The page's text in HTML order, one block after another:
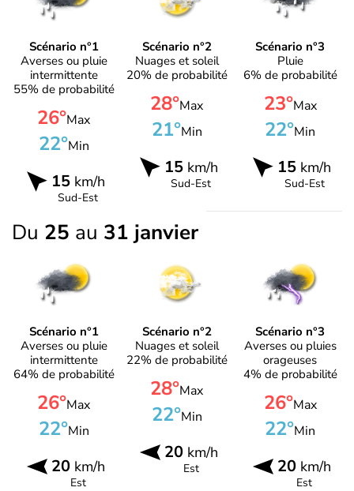
Scénario n°1
Averses ou pluie
intermittente
55% de probabilité
26°Max
22°Min
15km/h
Sud-Est
Scénario n°2
Nuages et soleil
20% de probabilité
28°Max
21°Min
15km/h
Sud-Est
Scénario n°3
Pluie
6% de probabilité
23°Max
22°Min
15 km/h
Sud-Est
Du 25 au 31 janvier
Scénario n°1
Averses ou pluie
intermittente
64% de probabilité
26°Max
22°Min
20km/h
Est
Scénario n°2
Nuages et soleil
22% de probabilité
28°Max
22°Min
20km/h
Est
Scénario n°3
Averses ou pluies
orageuses
4% de probabilité
26°Max
22°Min
20 km/h
Est